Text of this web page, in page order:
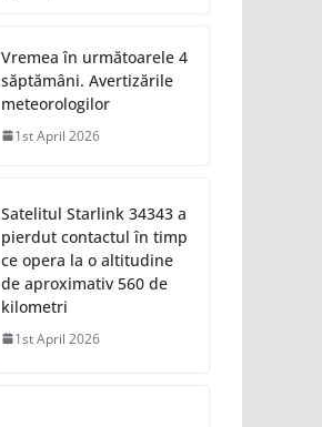
Vremea în următoarele 4
săptămâni. Avertizările
meteorologilor
1st April 2026
Satelitul Starlink 34343 a
pierdut contactul în timp
ce opera la o altitudine
de aproximativ 560 de
kilometri
1st April 2026